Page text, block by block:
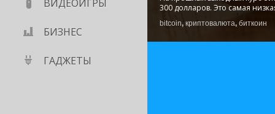
ВИДЕОИГРЫ
БИЗНЕС
ГАДЖЕТЫ
300 долларов. Это самая
bitcoin, криптовалюта, биткоин